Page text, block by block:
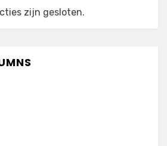
zijn gesloten.